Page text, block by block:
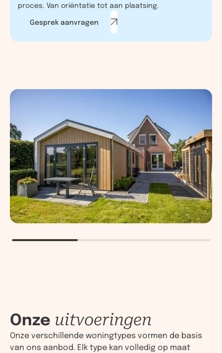
proces. Van oriëntatie tot aan plaatsing.
Gesprek aanvragen
Onze uitvoeringen
Onze verschillende woningtypes vormen de basis
van ons aanbod. Elk type kan volledig op maat